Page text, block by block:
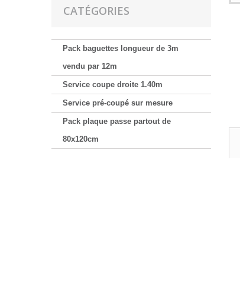
CATÉGORIES
Pack baguettes longueur de 3m
vendu par 12m
Service coupe droite 1.40m
Service pré-coupé sur mesure
Pack plaque passe partout de
80x120cm